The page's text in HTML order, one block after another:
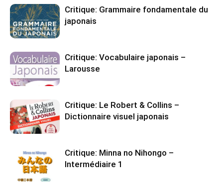
Critique: Grammaire fondamentale du
japonais
Critique: Vocabulaire japonais –
Larousse
Critique: Le Robert & Collins –
Dictionnaire visuel japonais
Critique: Minna no Nihongo –
Intermédiaire 1